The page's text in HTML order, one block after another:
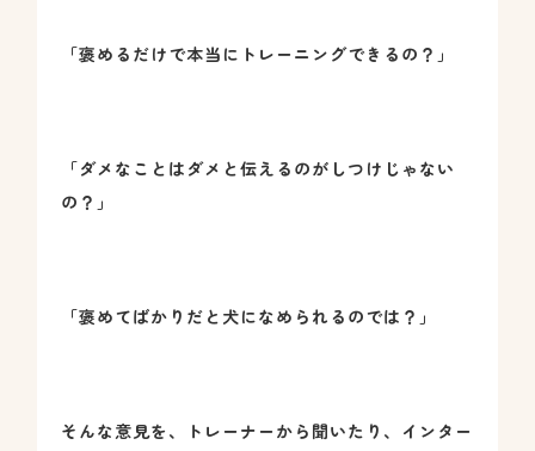
「褒めるだけで本当にトレーニングできるの？」
「ダメなことはダメと伝えるのがしつけじゃない
の？」
「褒めてばかりだと犬になめられるのでは？」
そんな意見を、トレーナーから聞いたり、インター